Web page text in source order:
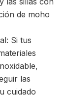
de moho
Si tus
las
cuidado